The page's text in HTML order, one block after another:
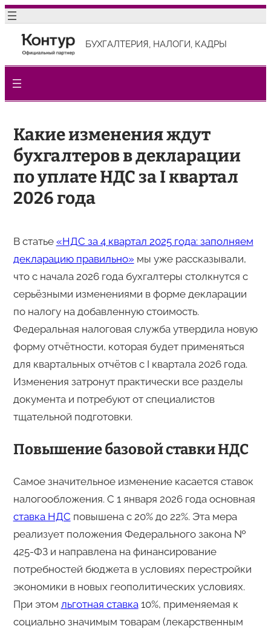
Перейти
содержимому
БУХГАЛТЕРИЯ, НАЛОГИ, КАДРЫ
Какие изменения ждут
бухгалтеров в декларации
по уплате НДС за I квартал
2026 года
В статье «НДС за 4 квартал 2025 года: заполняем
декларацию правильно» мы уже рассказывали,
что с начала 2026 года бухгалтеры столкнутся с
серьёзными изменениями в форме декларации
по налогу на добавленную стоимость.
Федеральная налоговая служба утвердила новую
форму отчётности, которая будет применяться
для квартальных отчётов с I квартала 2026 года.
Изменения затронут практически все разделы
документа и потребуют от специалистов
тщательной подготовки.
Повышение базовой ставки НДС
Самое значительное изменение касается ставок
налогообложения. С 1 января 2026 года основная
ставка НДС повышена с 20% до 22%. Эта мера
реализует положения Федерального закона №
425-ФЗ и направлена на финансирование
потребностей бюджета в условиях перестройки
экономики в новых геополитических условиях.
При этом льготная ставка10%, применяемая к
социально значимым товарам (лекарственным